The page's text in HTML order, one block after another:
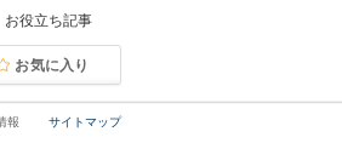
お役立ち記事
お気に入り
サイトマップ
報